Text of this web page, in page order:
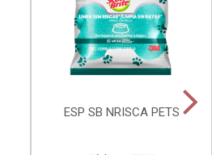
ESP SB NRISCA PETS